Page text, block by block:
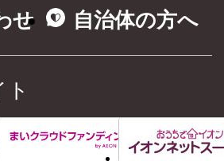
せ
自治体の方へ